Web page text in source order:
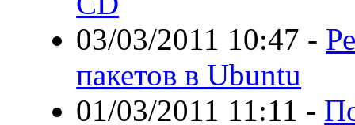
03/03/2011 10:47 -
пакетов в Ubuntu
01/03/2011 11:11 -